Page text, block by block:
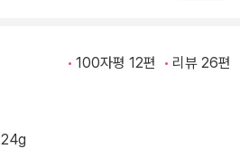
100자평 12편 리뷰 26편